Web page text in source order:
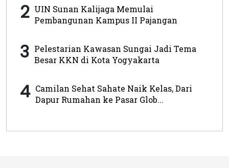
2 UIN Sunan Kalijaga Memulai
Pembangunan Kampus II Pajangan
3 Pelestarian Kawasan Sungai Jadi Tema
Besar KKN di Kota Yogyakarta
4 Camilan Sehat Sahate Naik Kelas, Dari
Dapur Rumahan ke Pasar Glob...